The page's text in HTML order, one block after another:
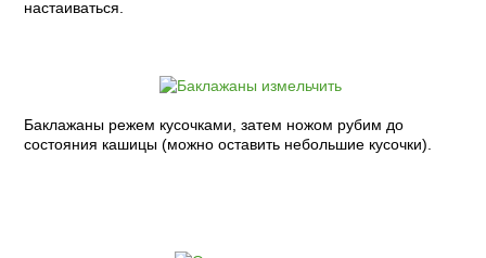
настаиваться.
Баклажаны режем кусочками, затем ножом рубим до
состояния кашицы (можно оставить небольшие кусочки).